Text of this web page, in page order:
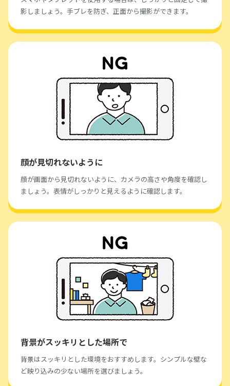
影しましょう。手ブレを防ぎ、正面から撮影ができます。
顔が見切れないように
顔が画面から見切れないように、カメラの高さや角度を確認し
ましょう。表情がしっかりと見えるように確認します。
背景がスッキリとした場所で
背景はスッキリとした環境をおすすめします。シンプルな壁な
ど映り込みの少ない場所を選びましょう。